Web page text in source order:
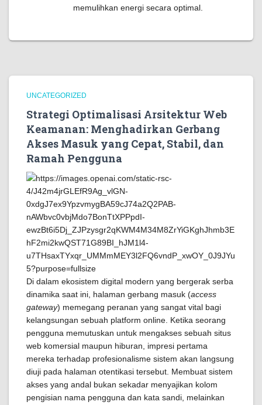
memulihkan energi secara optimal.
UNCATEGORIZED
Strategi Optimalisasi Arsitektur Web
Keamanan: Menghadirkan Gerbang
Akses Masuk yang Cepat, Stabil, dan
Ramah Pengguna
Di dalam ekosistem digital modern yang bergerak serba
dinamika saat ini, halaman gerbang masuk (access
gateway) memegang peranan yang sangat vital bagi
kelangsungan sebuah platform online. Ketika seorang
pengguna memutuskan untuk mengakses sebuah situs
web komersial maupun hiburan, impresi pertama
mereka terhadap profesionalisme sistem akan langsung
diuji pada halaman otentikasi tersebut. Membuat sistem
akses yang andal bukan sekadar menyajikan kolom
pengisian nama pengguna dan kata sandi, melainkan